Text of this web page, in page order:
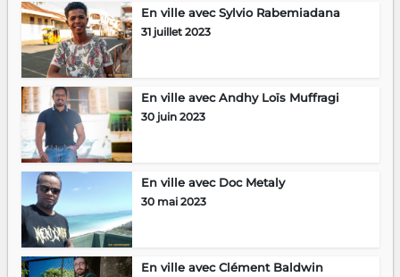
En ville avec Sylvio Rabemiadana
31 juillet 2023
En ville avec Andhy Loïs Muffragi
30 juin 2023
En ville avec Doc Metaly
30 mai 2023
En ville avec Clément Baldwin